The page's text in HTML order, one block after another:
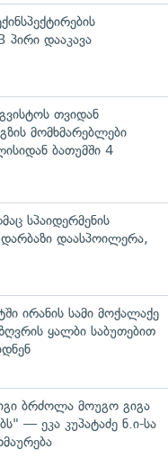
პირი დააკავა
თვიდან
მომხმარებლები
ბათუმში 4
სპაიდერმენის
დაასპოილერა,
ირანის სამი მოქალაქე
ყალბი საბუთებით
ბრძოლა მოუგო გიგა
— ეკა კუპატაძე ნ.ი-სა